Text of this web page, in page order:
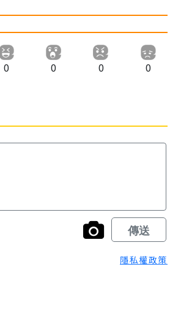
0 0 0 0
隱私權政策